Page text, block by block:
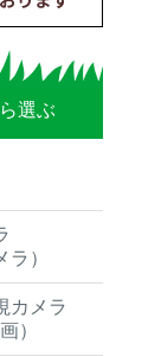
選ぶ
ラ）
カメラ
）